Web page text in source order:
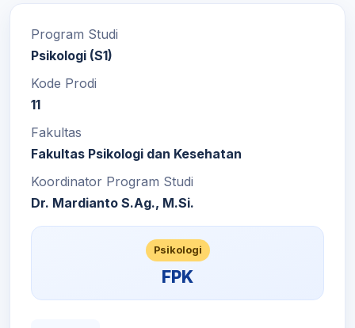
Program Studi
Psikologi (S1)
Kode Prodi
11
Fakultas
Fakultas Psikologi dan Kesehatan
Koordinator Program Studi
Dr. Mardianto S.Ag., M.Si.
Psikologi
FPK